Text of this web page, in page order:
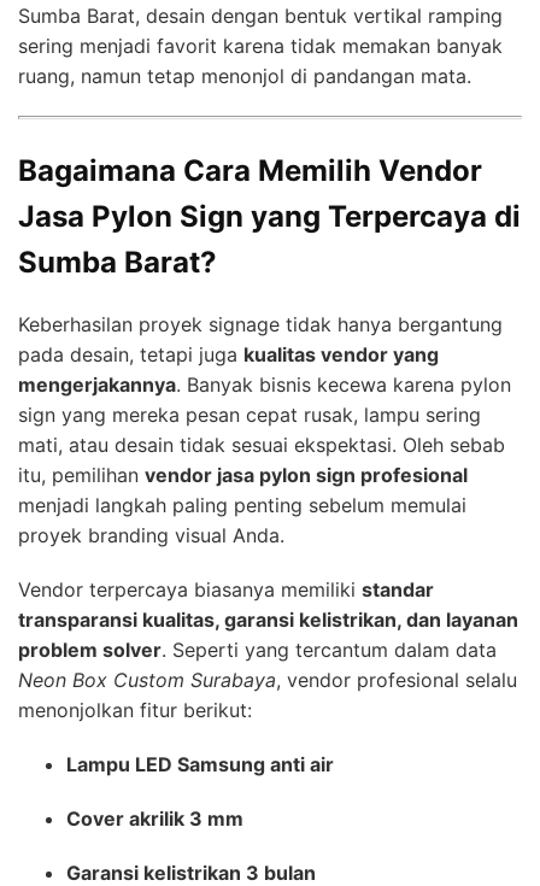
Sumba Barat, desain dengan bentuk vertikal ramping
sering menjadi favorit karena tidak memakan banyak
ruang, namun tetap menonjol di pandangan mata.
Bagaimana Cara Memilih Vendor
Jasa Pylon Sign yang Terpercaya di
Sumba Barat?
Keberhasilan proyek signage tidak hanya bergantung
pada desain, tetapi juga kualitas vendor yang
mengerjakannya. Banyak bisnis kecewa karena pylon
sign yang mereka pesan cepat rusak, lampu sering
mati, atau desain tidak sesuai ekspektasi. Oleh sebab
itu, pemilihan vendor jasa pylon sign profesional
menjadi langkah paling penting sebelum memulai
proyek branding visual Anda.
Vendor terpercaya biasanya memiliki standar
transparansi kualitas, garansi kelistrikan, dan layanan
problem solver. Seperti yang tercantum dalam data
Neon Box Custom Surabaya, vendor profesional selalu
menonjolkan fitur berikut:
Lampu LED Samsung anti air
Cover akrilik 3 mm
Garansi kelistrikan 3 bulan